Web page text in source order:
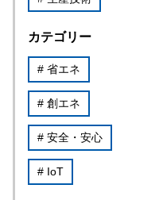
カテゴリー
# 省エネ
# 創エネ
# 安全・安心
# IoT